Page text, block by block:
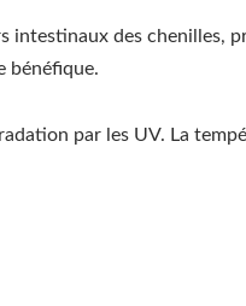
intestinaux des chenilles,
bénéfique.
par les UV. La